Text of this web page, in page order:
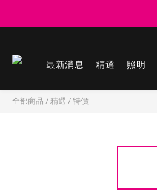
最新消息 精選 照明
全部商品 / 精選 / 特價